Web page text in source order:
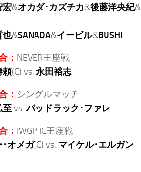
宏&オカダ･カズチカ&後藤洋央紀&
也&SANADA&イービル&BUSHI
： NEVER王座戦
頼(C) vs. 永田裕志
： シングルマッチ
至vs.バッドラック･ファレ
： IWGP IC王座戦
･オメガ(C) vs. マイケル･エルガン